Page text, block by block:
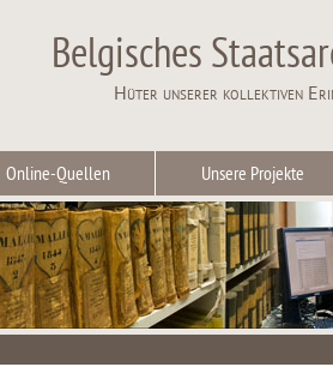
Belgisches
Hüter unserer kollektiven
Online-Quellen Unsere Projekte